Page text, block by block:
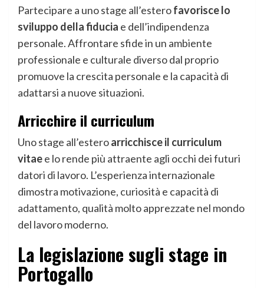
Partecipare a uno stage all’esterofavorisce lo
sviluppo della fiducia e dell’indipendenza
personale. Affrontare sfide in un ambiente
professionale e culturale diverso dal proprio
promuove la crescita personale e la capacità di
adattarsi a nuove situazioni.
Arricchire il curriculum
Uno stage all’esteroarricchisce il curriculum
vitaee lo rende più attraente agli occhi dei futuri
datori di lavoro. L’esperienza internazionale
dimostra motivazione, curiosità e capacità di
adattamento, qualità molto apprezzate nel mondo
del lavoro moderno.
La legislazione sugli stage in
Portogallo